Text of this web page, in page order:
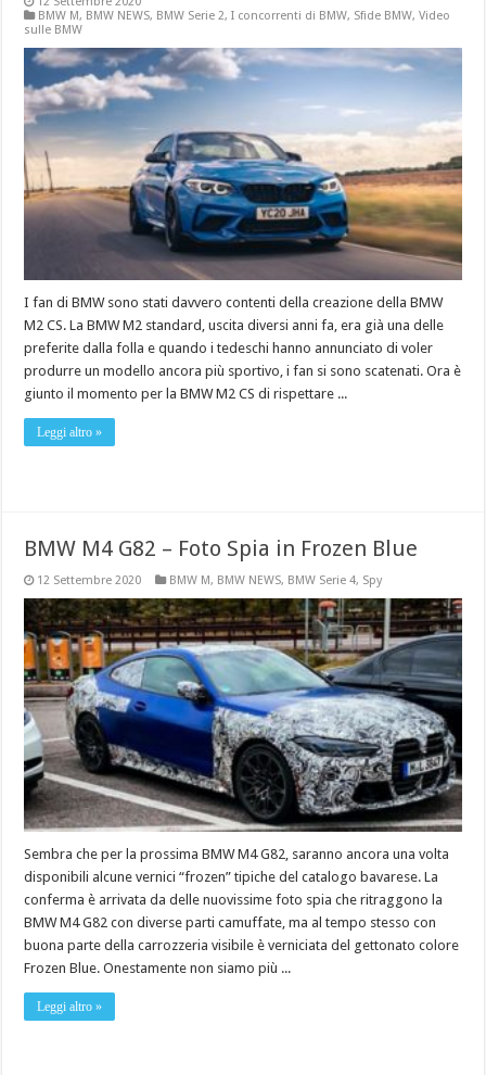
BMW M, BMW NEWS, BMW Serie 2,I concorrenti di BMW, Sfide BMW,Video
sulle BMW
I fan di BMW sono stati davvero contenti della creazione della BMW
M2 CS. La BMW M2 standard, uscita diversi anni fa, era già una delle
preferite dalla folla e quando i tedeschi hanno annunciato di voler
produrre un modello ancora più sportivo, i fan si sono scatenati. Ora è
giunto il momento per la BMW M2 CS di rispettare ...
Leggi altro »
BMW M4 G82 – Foto Spia in Frozen Blue
12 Settembre 2020 BMW M, BMW NEWS, BMW Serie 4, Spy
Sembra che per la prossima BMW M4 G82, saranno ancora una volta
disponibili alcune vernici “frozen” tipiche del catalogo bavarese. La
conferma è arrivata da delle nuovissime foto spia che ritraggono la
BMW M4 G82 con diverse parti camuffate, ma al tempo stesso con
buona parte della carrozzeria visibile è verniciata del gettonato colore
Frozen Blue. Onestamente non siamo più ...
Leggi altro »